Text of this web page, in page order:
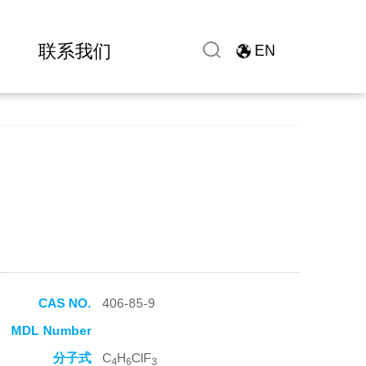
联系我们 EN
CAS NO.
406-85-9
MDL Number
分子式 C4H6ClF3